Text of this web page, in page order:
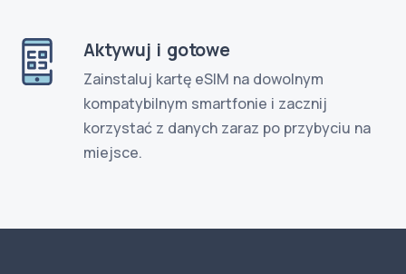
Aktywuj i gotowe
Zainstaluj kartę eSIM na dowolnym
kompatybilnym smartfonie i zacznij
korzystać z danych zaraz po przybyciu na
miejsce.